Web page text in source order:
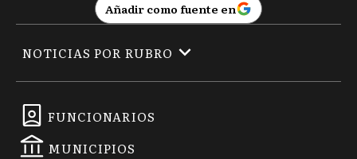
Añadir como fuente en
FUNCIONARIOS
MUNICIPIOS
NOTICIAS POR RUBRO